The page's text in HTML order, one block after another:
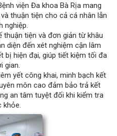
viện Đa khoa Bà Rịa mang
thuận tiện cho cả cá nhân lẫn
nghiệp.
tiện và đơn giản từ khâu
diện đến xét nghiệm cận lâm
bị hiện đại, giúp tiết kiệm tối đa
gian.
yết công khai, minh bạch kết
môn cao đảm bảo trả kết
an tâm tuyệt đối khi kiểm tra
khỏe.